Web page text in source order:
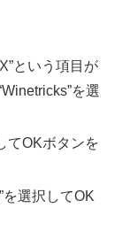
という項目が
を選
てOKボタンを
を選択してOK